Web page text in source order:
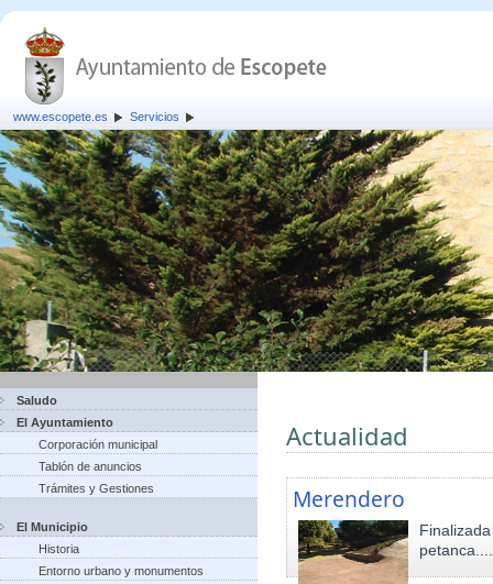
www.escopete.es Servicios
Saludo
El Ayuntamiento
Corporación municipal
Tablón de anuncios
Trámites y Gestiones
El Municipio
Historia
Entorno urbano y monumentos
Actualidad
Merendero